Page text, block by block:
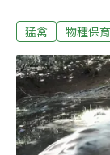
牠的羽毛象徵
家們努力探索
鷹該如何並存
的梁皆得導演
山區，他經常
天天到山區蹲
猛禽 物種保育